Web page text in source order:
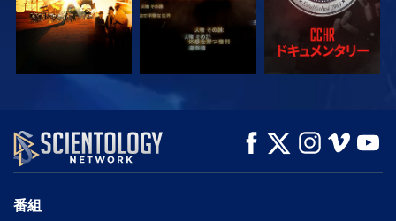
観る シリーズを探求
番組